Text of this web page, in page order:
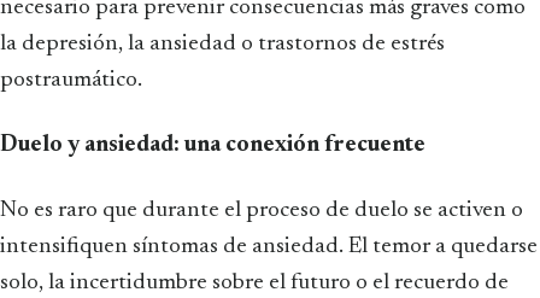
necesario para prevenir consecuencias más graves como
la depresión, la ansiedad o trastornos de estrés
postraumático.
Duelo y ansiedad: una conexión frecuente
No es raro que durante el proceso de duelo se activen o
intensifiquen síntomas de ansiedad. El temor a quedarse
solo, la incertidumbre sobre el futuro o el recuerdo de